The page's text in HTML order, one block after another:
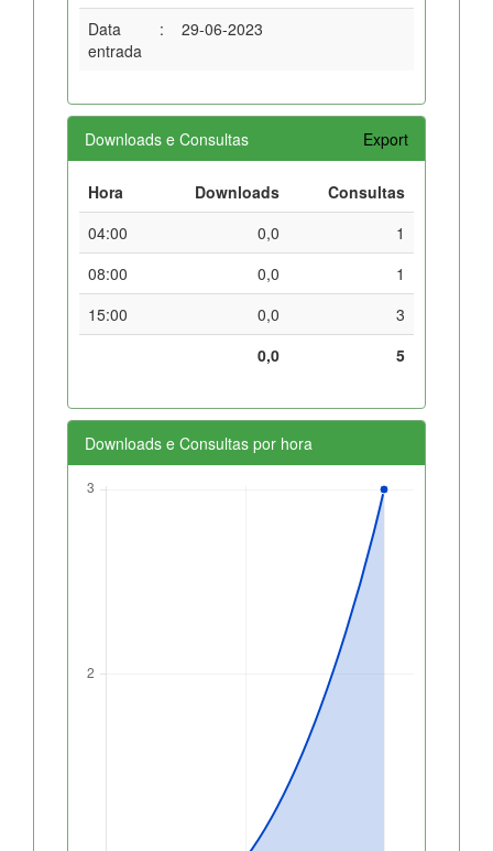
Data
entrada
: 29-06-2023
Downloads e Consultas Export
Hora Downloads
Consultas
04:00
0,0
1
08:00
0,0
1
15:00
0,0
3
0,0
5
Downloads e Consultas por hora